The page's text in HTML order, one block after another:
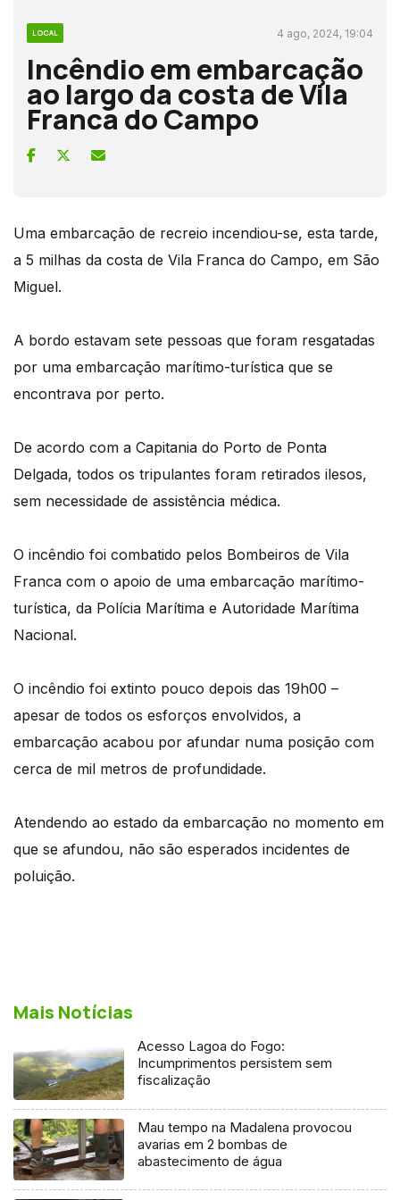
LOCAL 4 ago, 2024, 19:04
Incêndio em embarcação
ao largo da costa de Vila
Franca do Campo
Uma embarcação de recreio incendiou-se, esta tarde,
a 5 milhas da costa de Vila Franca do Campo, em São
Miguel.
A bordo estavam sete pessoas que foram resgatadas
por uma embarcação marítimo-turística que se
encontrava por perto.
De acordo com a Capitania do Porto de Ponta
Delgada, todos os tripulantes foram retirados ilesos,
sem necessidade de assistência médica.
O incêndio foi combatido pelos Bombeiros de Vila
Franca com o apoio de uma embarcação marítimo-
turística, da Polícia Marítima e Autoridade Marítima
Nacional.
O incêndio foi extinto pouco depois das 19h00 –
apesar de todos os esforços envolvidos, a
embarcação acabou por afundar numa posição com
cerca de mil metros de profundidade.
Atendendo ao estado da embarcação no momento em
que se afundou, não são esperados incidentes de
poluição.
Mais Notícias
Acesso Lagoa do Fogo:
Incumprimentos persistem sem
fiscalização
Mau tempo na Madalena provocou
avarias em 2 bombas de
abastecimento de água